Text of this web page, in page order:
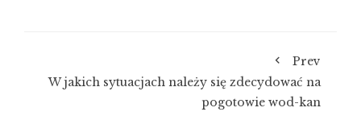
Prev
W jakich sytuacjach należy się zdecydować na
pogotowie wod-kan